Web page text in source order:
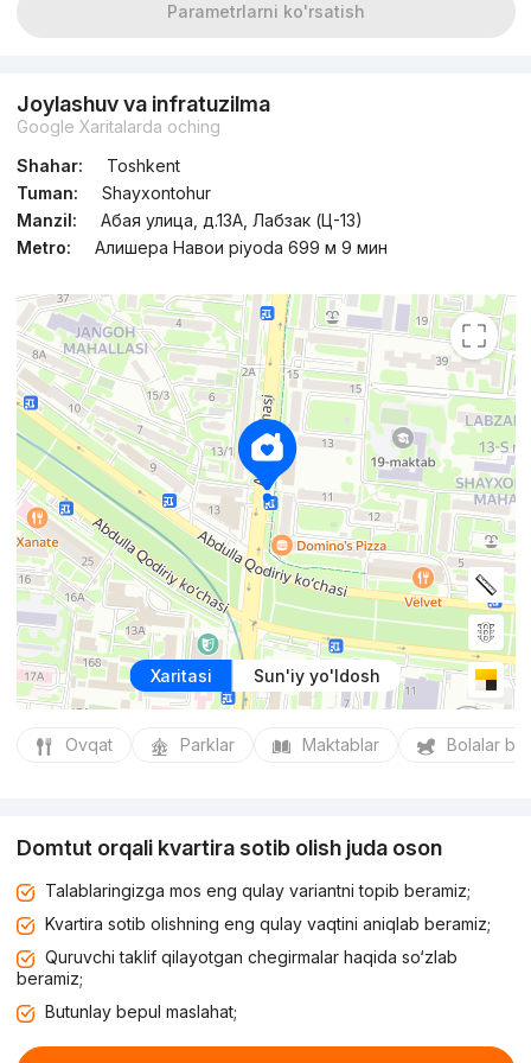
Parametrlarni ko'rsatish
Joylashuv va infratuzilma
Google Xaritalarda oching
Shahar:
Toshkent
Tuman:
Shayxontohur
Manzil:
Абая улица, д.13A, Лабзак (Ц-13)
Metro:
Алишера Навои piyoda 699 м 9 мин
Xaritasi Sun'iy yo'ldosh
Ovqat Parklar Maktablar Bolalar
Domtut orqali kvartira sotib olish juda oson
Talablaringizga mos eng qulay variantni topib beramiz;
Kvartira sotib olishning eng qulay vaqtini aniqlab beramiz;
Quruvchi taklif qilayotgan chegirmalar haqida so‘zlab
beramiz;
Butunlay bepul maslahat;